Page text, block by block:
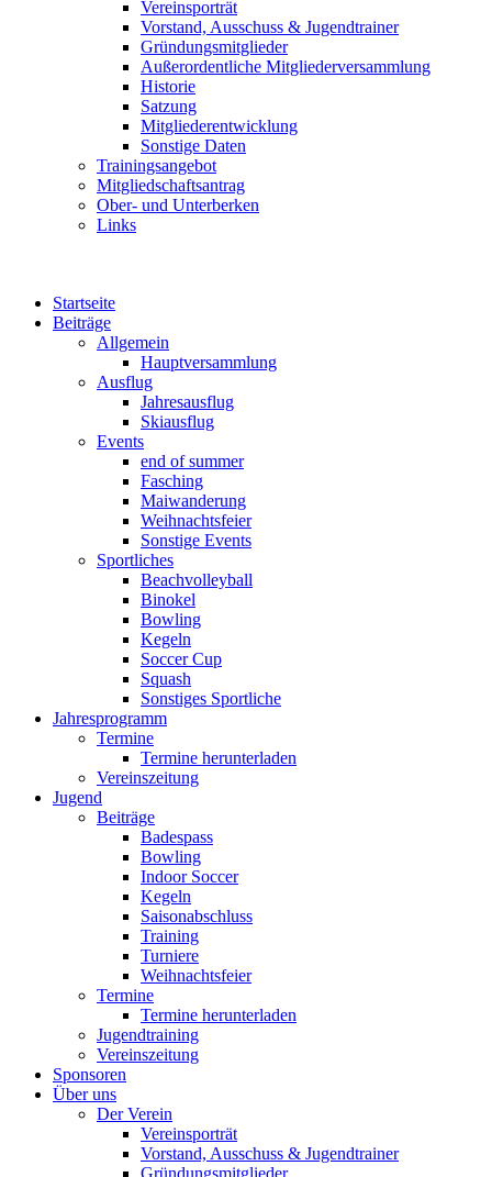
Vereinsporträt
Vorstand, Ausschuss & Jugendtrainer
Gründungsmitglieder
Außerordentliche Mitgliederversammlung
Historie
Satzung
Mitgliederentwicklung
Sonstige Daten
Trainingsangebot
Mitgliedschaftsantrag
Ober- und Unterberken
Links
Startseite
Beiträge
Allgemein
Hauptversammlung
Ausflug
Jahresausflug
Skiausflug
Events
end of summer
Fasching
Maiwanderung
Weihnachtsfeier
Sonstige Events
Sportliches
Beachvolleyball
Binokel
Bowling
Kegeln
Soccer Cup
Squash
Sonstiges Sportliche
Jahresprogramm
Termine
Termine herunterladen
Vereinszeitung
Jugend
Beiträge
Badespass
Bowling
Indoor Soccer
Kegeln
Saisonabschluss
Training
Turniere
Weihnachtsfeier
Termine
Termine herunterladen
Jugendtraining
Vereinszeitung
Sponsoren
Über uns
Der Verein
Vereinsporträt
Vorstand, Ausschuss & Jugendtrainer
Gründungsmitglieder